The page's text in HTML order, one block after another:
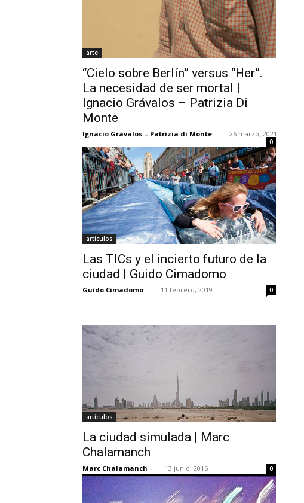
arte
“Cielo sobre Berlín” versus “Her”.
La necesidad de ser mortal |
Ignacio Grávalos – Patrizia Di
Monte
Ignacio Grávalos – Patrizia di Monte - 26 marzo, 2021
0
artículos
Las TICs y el incierto futuro de la
ciudad | Guido Cimadomo
Guido Cimadomo - 11 febrero, 2019 0
artículos
La ciudad simulada | Marc
Chalamanch
Marc Chalamanch - 13 junio, 2016 0